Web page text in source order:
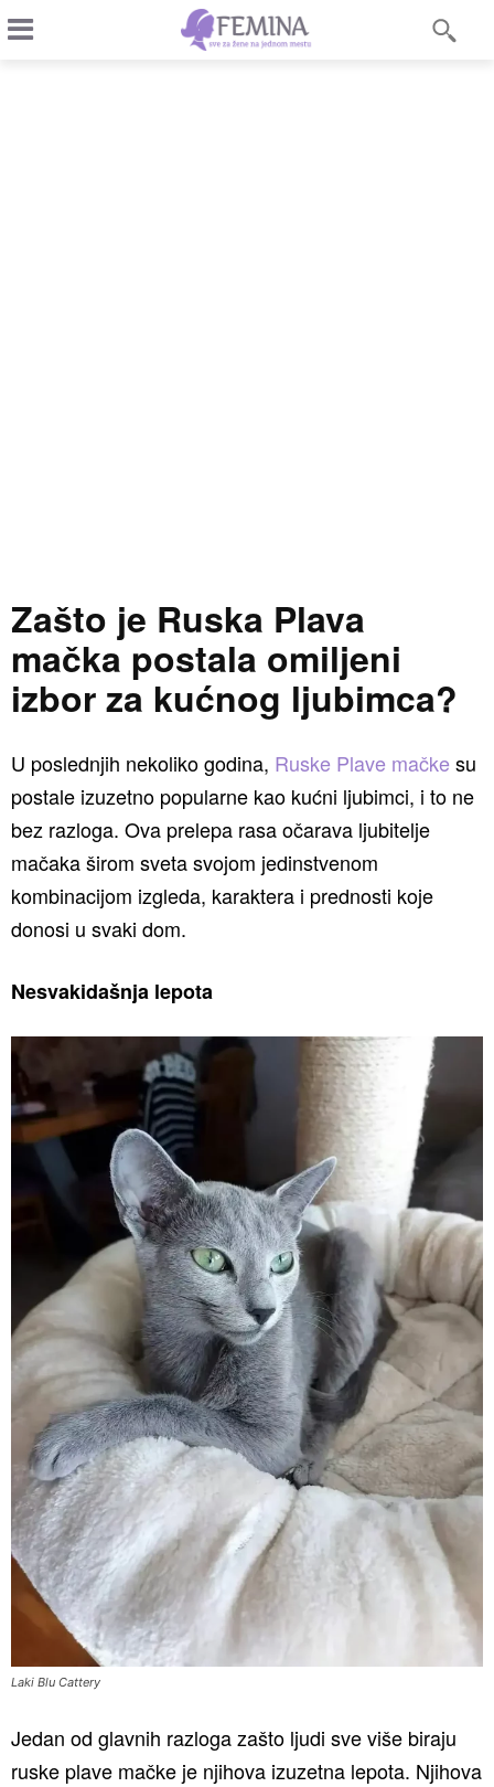
Zašto je Ruska Plava
mačka postala omiljeni
izbor za kućnog ljubimca?
U poslednjih nekoliko godina, Ruske Plave mačkesu
postale izuzetno popularne kao kućni ljubimci, i to ne
bez razloga. Ova prelepa rasa očarava ljubitelje
mačaka širom sveta svojom jedinstvenom
kombinacijom izgleda, karaktera i prednosti koje
donosi u svaki dom.
Nesvakidašnja lepota
Laki Blu Cattery
Jedan od glavnih razloga zašto ljudi sve više biraju
ruske plave mačke je njihova izuzetna lepota. Njihova